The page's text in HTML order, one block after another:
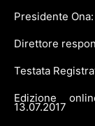
Presidente
Direttore
Testata
Edizione
13.07.2017